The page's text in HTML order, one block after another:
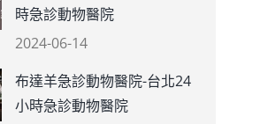
時急診動物醫院
2024-06-14
布達羊急診動物醫院-台北24
小時急診動物醫院